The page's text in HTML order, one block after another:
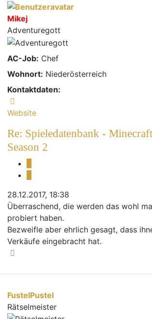
Mikej
Adventuregott
AC-Job: Chef
Wohnort: Niederösterreich
Kontaktdaten:
Website
Re: Spieledatenbank -
Season 2
28.12.2017, 18:38
Überraschend, die werden das wohl
probiert haben.
Bezweifle aber ehrlich gesagt, dass
Verkäufe eingebracht hat.
FustelPustel
Rätselmeister